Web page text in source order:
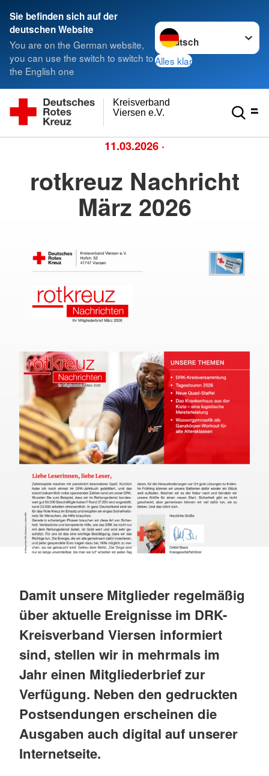
Sie befinden sich auf der
deutschen Website
You are on the German website,
you can use the switch to switch to
the English one
Sprache wechseln zu
Alles klar
Viersen e.V.
Kreisverband
11.03.2026 ·
rotkreuz Nachricht
März 2026
Damit unsere Mitglieder regelmäßig
über aktuelle Ereignisse im DRK-
Kreisverband Viersen informiert
sind, stellen wir in mehrmals im
Jahr einen Mitgliederbrief zur
Verfügung. Neben den gedruckten
Postsendungen erscheinen die
Ausgaben auch digital auf unserer
Internetseite.